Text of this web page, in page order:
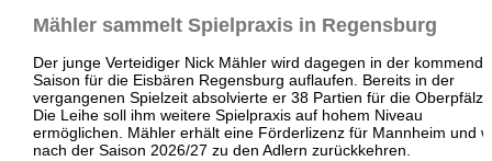
Mähler sammelt Spielpraxis in Regensburg
Der junge Verteidiger Nick Mähler wird dagegen in der
Saison für die Eisbären Regensburg auflaufen. Bereits in der
vergangenen Spielzeit absolvierte er 38 Partien für die
Die Leihe soll ihm weitere Spielpraxis auf hohem Niveau
ermöglichen. Mähler erhält eine Förderlizenz für Mannheim und
nach der Saison 2026/27 zu den Adlern zurückkehren.